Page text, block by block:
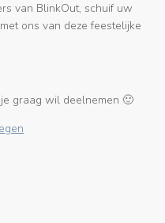
van BlinkOut, schuif uw
ons van deze feestelijke
graag wil deelnemen 🙂